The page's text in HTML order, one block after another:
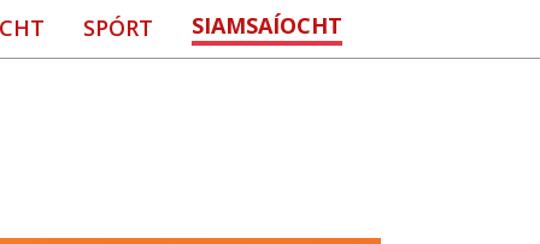
SPÓRT SIAMSAÍOCHT